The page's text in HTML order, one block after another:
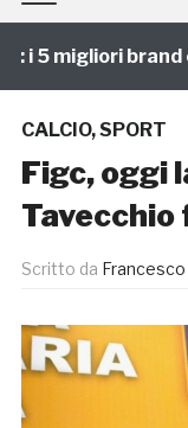
5 migliori brand
CALCIO,SPORT
Figc, oggi
Scritto da Francesco